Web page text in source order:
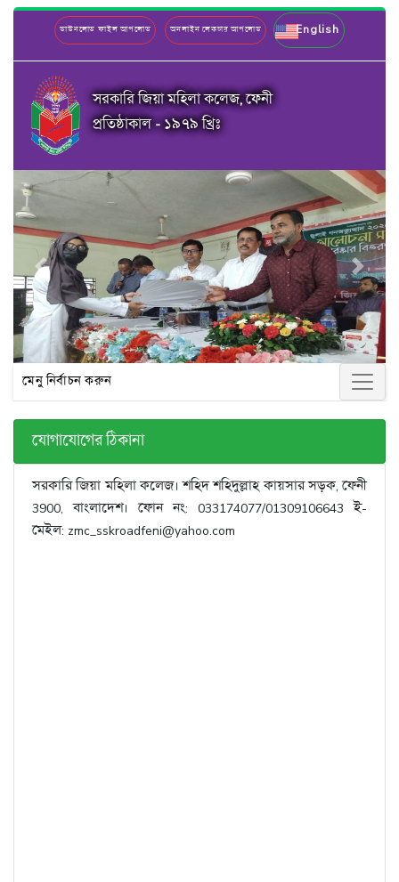
ডাউনলোড ফাইল আপলোড অনলাইন লেকচার আপলোড English
সরকারি জিয়া মহিলা কলেজ, ফেনী
প্রতিষ্ঠাকাল - ১৯৭৯ খ্রিঃ
Previous Next
মেনু নির্বাচন করুন
যোগাযোগের ঠিকানা
সরকারি জিয়া মহিলা কলেজ। শহিদ শহিদুল্লাহ কায়সার সড়ক, ফেনী
3900, বাংলাদেশ। ফোন নং: 033174077/01309106643 ই-
মেইল: zmc_sskroadfeni@yahoo.com